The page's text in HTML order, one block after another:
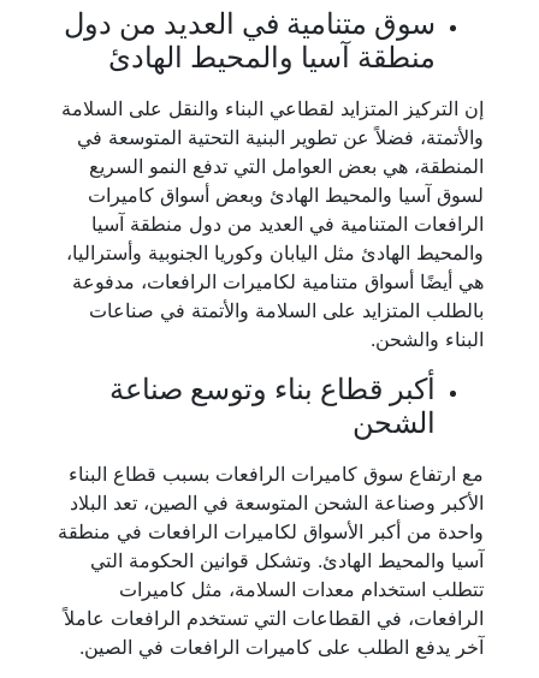
سوق متنامية في العديد من دول
منطقة آسيا والمحيط الهادئ
إن التركيز المتزايد لقطاعي البناء والنقل على السلامة
والأتمتة، فضلاً عن تطوير البنية التحتية المتوسعة في
المنطقة، هي بعض العوامل التي تدفع النمو السريع
لسوق آسيا والمحيط الهادئ وبعض أسواق كاميرات
الرافعات المتنامية في العديد من دول منطقة آسيا
والمحيط الهادئ مثل اليابان وكوريا الجنوبية وأستراليا،
هي أيضًا أسواق متنامية لكاميرات الرافعات، مدفوعة
بالطلب المتزايد على السلامة والأتمتة في صناعات
البناء والشحن.
أكبر قطاع بناء وتوسع صناعة
الشحن
مع ارتفاع سوق كاميرات الرافعات بسبب قطاع البناء
الأكبر وصناعة الشحن المتوسعة في الصين، تعد البلاد
واحدة من أكبر الأسواق لكاميرات الرافعات في منطقة
آسيا والمحيط الهادئ. وتشكل قوانين الحكومة التي
تتطلب استخدام معدات السلامة، مثل كاميرات
الرافعات، في القطاعات التي تستخدم الرافعات عاملاً
آخر يدفع الطلب على كاميرات الرافعات في الصين.